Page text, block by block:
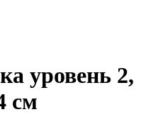
уровень 2,
см